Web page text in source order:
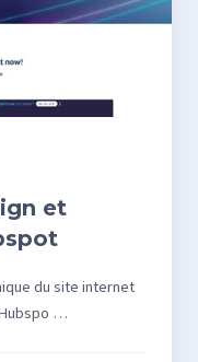
et
du site internet
…